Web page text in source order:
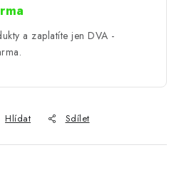
a zaplatíte jen DVA -
Hlídat Sdílet